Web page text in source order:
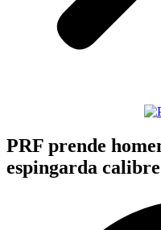
PRF prende
espingarda